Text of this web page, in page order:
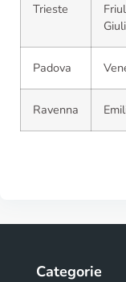
Trieste
Padova
Ravenna
Categorie